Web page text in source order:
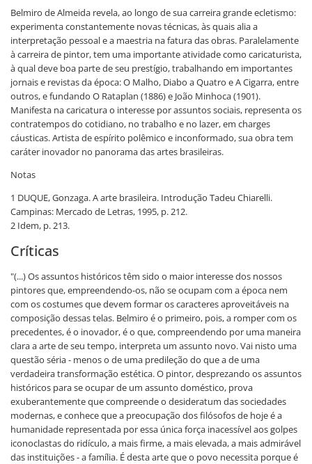
Belmiro de Almeida revela, ao longo de sua carreira grande ecletismo:
experimenta constantemente novas técnicas, às quais alia a
interpretação pessoal e a maestria na fatura das obras. Paralelamente
à carreira de pintor, tem uma importante atividade como caricaturista,
à qual deve boa parte de seu prestígio, trabalhando em importantes
jornais e revistas da época: O Malho, Diabo a Quatro e A Cigarra, entre
outros, e fundando O Rataplan (1886) e João Minhoca (1901).
Manifesta na caricatura o interesse por assuntos sociais, representa os
contratempos do cotidiano, no trabalho e no lazer, em charges
cáusticas. Artista de espírito polêmico e inconformado, sua obra tem
caráter inovador no panorama das artes brasileiras.
Notas
1 DUQUE, Gonzaga. A arte brasileira. Introdução Tadeu Chiarelli.
Campinas: Mercado de Letras, 1995, p. 212.
2 Idem, p. 213.
Críticas
"(...) Os assuntos históricos têm sido o maior interesse dos nossos
pintores que, empreendendo-os, não se ocupam com a época nem
com os costumes que devem formar os caracteres aproveitáveis na
composição dessas telas. Belmiro é o primeiro, pois, a romper com os
precedentes, é o inovador, é o que, compreendendo por uma maneira
clara a arte de seu tempo, interpreta um assunto novo. Vai nisto uma
questão séria - menos o de uma predileção do que a de uma
verdadeira transformação estética. O pintor, desprezando os assuntos
históricos para se ocupar de um assunto doméstico, prova
exuberantemente que compreende o desideratum das sociedades
modernas, e conhece que a preocupação dos filósofos de hoje é a
humanidade representada por essa única força inacessível aos golpes
iconoclastas do ridículo, a mais firme, a mais elevada, a mais admirável
das instituições - a família. É desta arte que o povo necessita porque é